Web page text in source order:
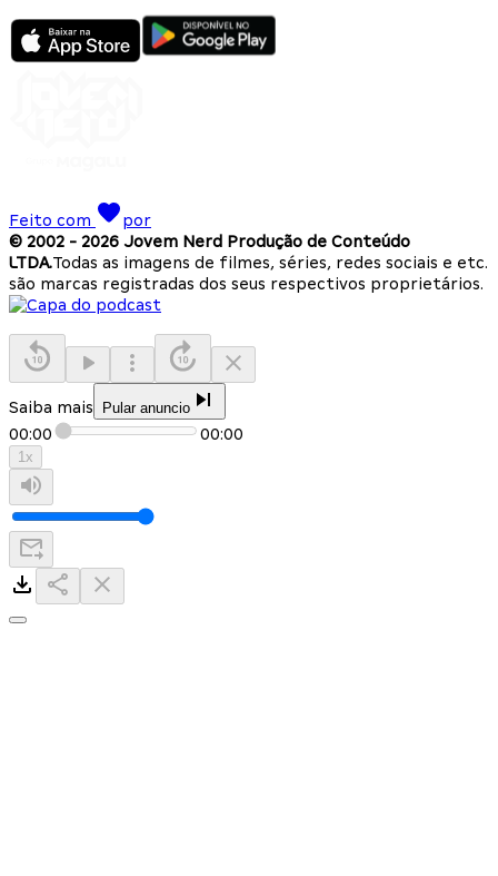
Feito com
por
© 2002 - 2026 Jovem Nerd Produção de Conteúdo
LTDA.Todas as imagens de filmes, séries, redes sociais e etc.
são marcas registradas dos seus respectivos proprietários.
Saiba mais Pular anuncio
00:00 00:00
1x